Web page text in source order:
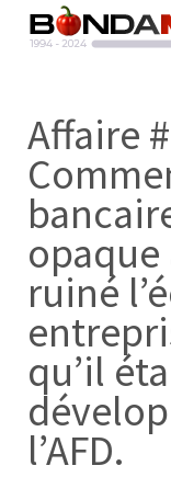
Affaire
ruiné
qu’il
l’AFD.